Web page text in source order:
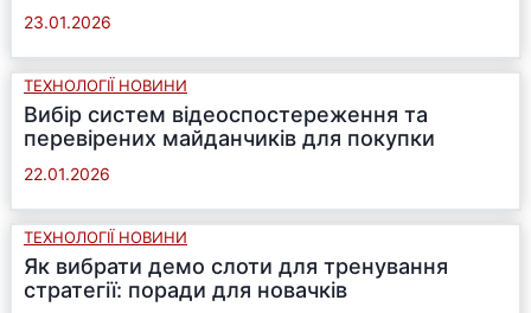
23.01.2026
ТЕХНОЛОГІЇ НОВИНИ
Вибір систем відеоспостереження та
перевірених майданчиків для покупки
22.01.2026
ТЕХНОЛОГІЇ НОВИНИ
Як вибрати демо слоти для тренування
стратегії: поради для новачків